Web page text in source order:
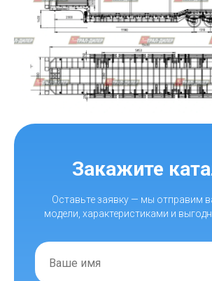
Закажите
Оставьте заявку — мы отправим
модели, характеристиками и